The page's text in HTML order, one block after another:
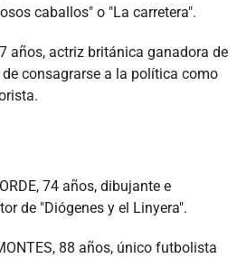
caballos" o "La carretera".
años, actriz británica ganadora de
consagrarse a la política como
74 años, dibujante e
de "Diógenes y el Linyera".
88 años, único futbolista